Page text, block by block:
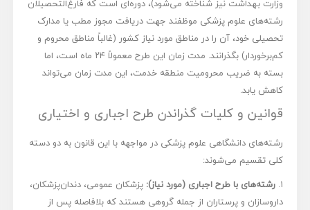
وزارت بهداشت نیز شناخته می‌شود)، دوره‌ای است که فارغ‌التحصیلان
رشته‌های علوم پزشکی موظفند جهت دریافت مجوز مطب یا مدارک
تحصیلی خود، آن را در مناطق مورد نیاز کشور (غالباً مناطق محروم و
کم‌برخوردار) بگذرانند. مدت زمان این طرح معمولاً ۲۴ ماه است، اما
بسته به ضریب محرومیت منطقه خدمت، این مدت زمان می‌تواند
کاهش یابد.
قوانین و کلیات گذراندن طرح اجباری و اختیاری
رشته‌های دانشگاهی علوم پزشکی در مواجهه با این قانون به دو دسته
کلی تقسیم می‌شوند:
۱. رشته‌های با طرح اجباری (مورد نیاز): پزشکان عمومی، دندان‌پزشکان،
داروسازان و پرستاران از جمله گروهی هستند که بلافاصله پس از